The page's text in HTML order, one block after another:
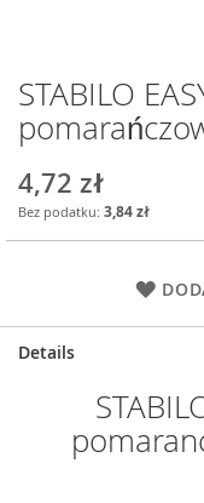
Przejdź
na
początek
STABILO
4,72 zł
3,84 zł
Details